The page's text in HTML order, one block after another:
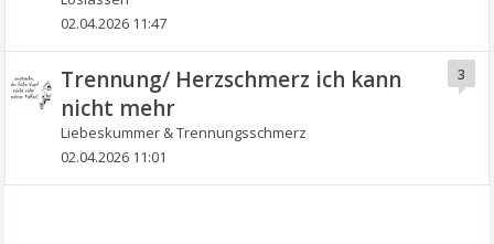
02.04.2026 11:47
Trennung/ Herzschmerz ich kann
nicht mehr
Liebeskummer & Trennungsschmerz
3
02.04.2026 11:01